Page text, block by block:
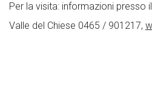
Per la visita: informazioni presso
Valle del Chiese 0465 / 901217,